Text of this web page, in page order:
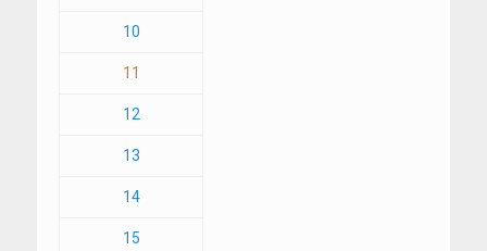
10
11
12
13
14
15